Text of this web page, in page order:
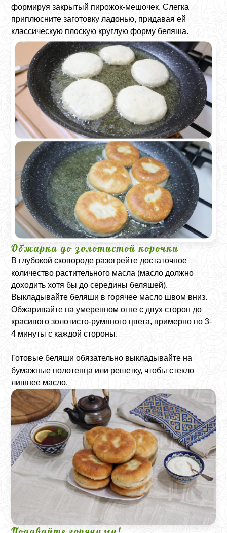
формируя закрытый пирожок-мешочек. Слегка
приплюсните заготовку ладонью, придавая ей
классическую плоскую круглую форму беляша.
Обжарка до золотистой корочки
В глубокой сковороде разогрейте достаточное
количество растительного масла (масло должно
доходить хотя бы до середины беляшей).
Выкладывайте беляши в горячее масло швом вниз.
Обжаривайте на умеренном огне с двух сторон до
красивого золотисто-румяного цвета, примерно по 3-
4 минуты с каждой стороны.
Готовые беляши обязательно выкладывайте на
бумажные полотенца или решетку, чтобы стекло
лишнее масло.